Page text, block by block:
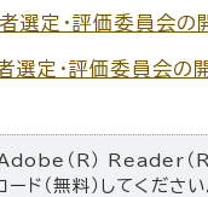
選定・評価委員会の
選定・評価委員会の
（R） Reader（R
ド（無料）してください